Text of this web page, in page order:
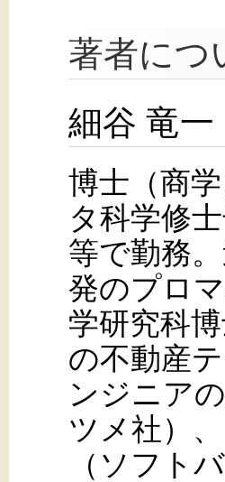
著者につ
細谷 竜一
博士（商
タ科学修
等で勤務
発のプロ
学研究科
の不動産
ンジニア
ツメ社）
（ソフト